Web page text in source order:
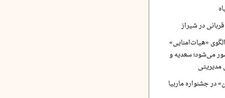
در شیراز
«هیات‌امنایی»
می‌شود؛ سعدیه و
مدیریتی
در جشنواره ماربیا